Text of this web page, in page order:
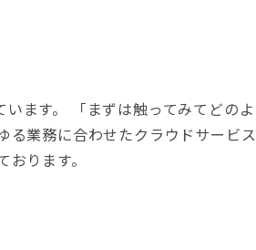
ます。 「まずは触ってみてどのよ
る業務に合わせたクラウドサービス
ります。